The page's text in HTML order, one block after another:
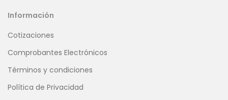
Información
Cotizaciones
Comprobantes Electrónicos
Términos y condiciones
Política de Privacidad